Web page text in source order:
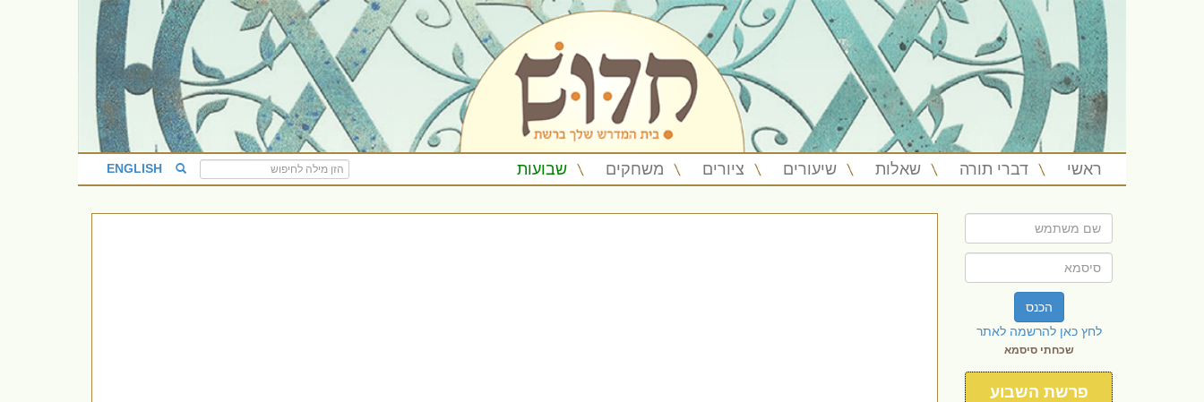
ראשי דברי תורה שאלות שיעורים ציורים משחקים שבועות ENGLISH
הכנס
לחץ כאן להרשמה לאתר
שכחתי סיסמא
פרשת השבוע